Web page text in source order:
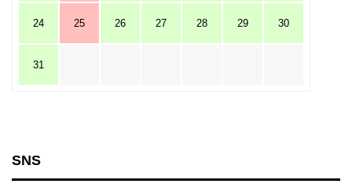
24 25 26 27 28 29 30
31
SNS